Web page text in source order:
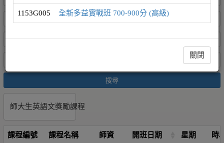
搜尋
師大生英語文獎勵課程
課程編號 課程名稱 師資 開班日期 星期 時
1153G005 全新多益實戰班 700-900分 (高級)
關閉